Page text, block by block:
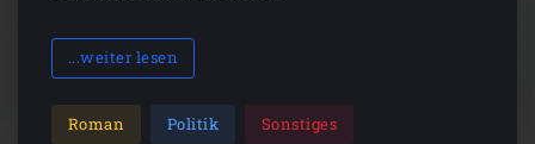
...weiter lesen
Roman Politik Sonstiges